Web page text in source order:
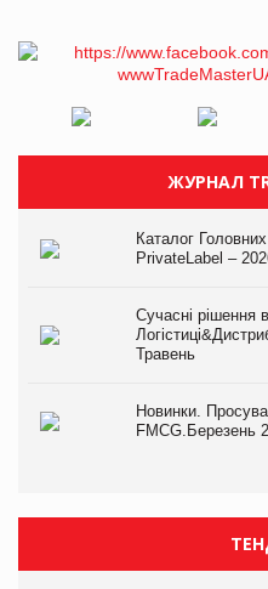
ЖУРНАЛ
Каталог
PrivateLabel –
Сучасні рішення в
Травень
Новинки.
FMCG.Березень